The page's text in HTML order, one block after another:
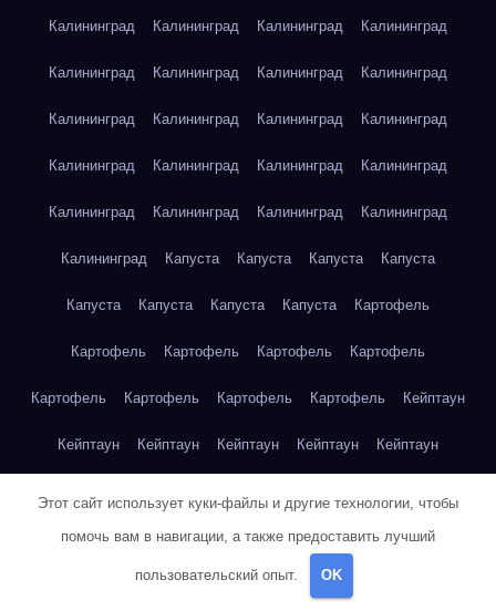
Калининград Калининград Калининград Калининград
Калининград Калининград Калининград Калининград
Калининград Калининград Калининград Калининград
Калининград Калининград Калининград Калининград
Калининград Калининград Калининград Калининград
Калининград Капуста Капуста Капуста Капуста
Капуста Капуста Капуста Капуста Картофель
Картофель Картофель Картофель Картофель
Картофель Картофель Картофель Картофель Кейптаун
Кейптаун Кейптаун Кейптаун Кейптаун Кейптаун
Кейптаун Кейптаун Кейптаун Кейптаун Кейптаун
Кейптаун Кейптаун Кейптаун
Этот сайт использует куки-файлы и другие технологии, чтобы
помочь вам в навигации, а также предоставить лучший
пользовательский опыт. OK